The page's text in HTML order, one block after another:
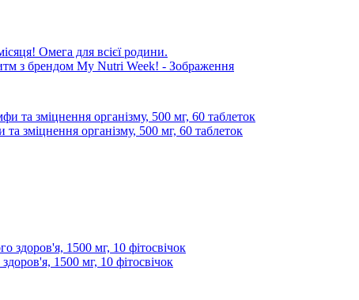
Омега для всієї родини.
зміцнення організму, 500 мг, 60 таблеток
1500 мг, 10 фітосвічок